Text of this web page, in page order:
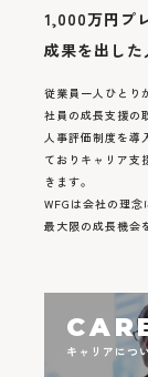
1,000万円プ
成果を出し
従業員一人ひとり
社員の成長支援の
人事評価制度を導
ておりキャリア支
きます。
WFGは会社の理念
最大限の成長機会
キャリアにつ